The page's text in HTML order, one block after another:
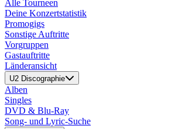
Alle Tourneen
Deine Konzertstatistik
Promogigs
Sonstige Auftritte
Vorgruppen
Gastauftritte
Länderansicht
U2 Discographie
Alben
Singles
DVD & Blu-Ray
Song- und Lyric-Suche